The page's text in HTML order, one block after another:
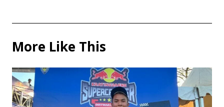
More Like This